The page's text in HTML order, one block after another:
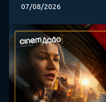
07/08/2026